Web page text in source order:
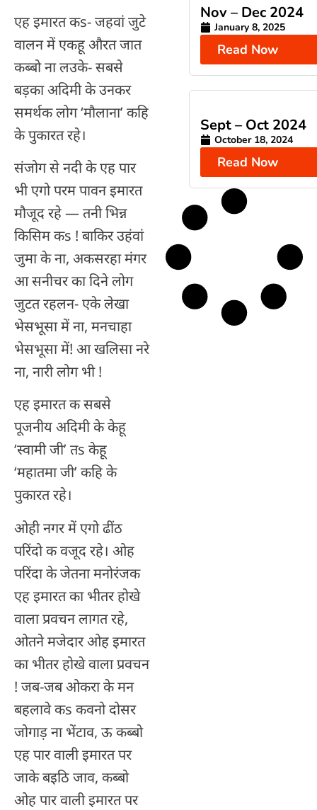
एह इमारत कs- जहवां जुटे
वालन में एकहू औरत जात
कब्बो ना लउके- सबसे
बड़का अदिमी के उनकर
समर्थक लोग ‘मौलाना’ कहि
के पुकारत रहे।
संजोग से नदी के एह पार
भी एगो परम पावन इमारत
मौजूद रहे — तनी भिन्न
किसिम कs ! बाकिर उहंवां
जुमा के ना, अकसरहा मंगर
आ सनीचर का दिने लोग
जुटत रहलन- एके लेखा
भेसभूसा में ना, मनचाहा
भेसभूसा में! आ खलिसा नरे
ना, नारी लोग भी !
एह इमारत क सबसे
पूजनीय अदिमी के केहू
‘स्वामी जी’ तs केहू
‘महातमा जी’ कहि के
पुकारत रहे।
ओही नगर में एगो ढींठ
परिंदो क वजूद रहे। ओह
परिंदा के जेतना मनोरंजक
एह इमारत का भीतर होखे
वाला प्रवचन लागत रहे,
ओतने मजेदार ओह इमारत
का भीतर होखे वाला प्रवचन
! जब-जब ओकरा के मन
बहलावे कs कवनो दोसर
जोगाड़ ना भेंटाव, ऊ कब्बो
एह पार वाली इमारत पर
जाके बइठि जाव, कब्बो
ओह पार वाली इमारत पर
Nov – Dec 2024
January 8, 2025
Read Now
Sept – Oct 2024
October 18, 2024
Read Now